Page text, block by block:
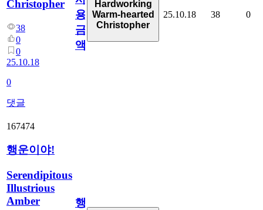
Christopher
38
0
0
25.10.18
0
댓글
용
금
액
Hardworking
Warm-hearted
Christopher
25.10.18 38 0
167474
행운이야!
Serendipitous
Illustrious
Amber
행